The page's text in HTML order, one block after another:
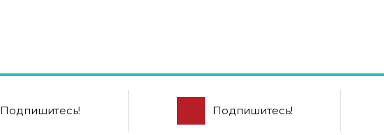
Подпишитесь! Подпишитесь!